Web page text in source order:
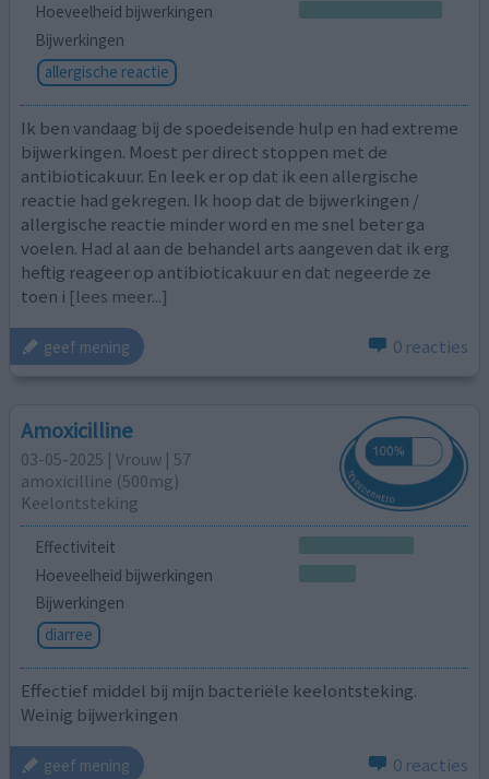
Hoeveelheid bijwerkingen
Bijwerkingen
allergische reactie
Ik ben vandaag bij de spoedeisende hulp en had extreme
bijwerkingen. Moest per direct stoppen met de
antibioticakuur. En leek er op dat ik een allergische
reactie had gekregen. Ik hoop dat de bijwerkingen /
allergische reactie minder word en me snel beter ga
voelen. Had al aan de behandel arts aangeven dat ik erg
heftig reageer op antibioticakuur en dat negeerde ze
toen i [lees meer...]
geef mening 0 reacties
Amoxicilline
03-05-2025 | Vrouw | 57
amoxicilline (500mg)
Keelontsteking
Effectiviteit
Hoeveelheid bijwerkingen
Bijwerkingen
diarree
Effectief middel bij mijn bacteriële keelontsteking.
Weinig bijwerkingen
geef mening 0 reacties